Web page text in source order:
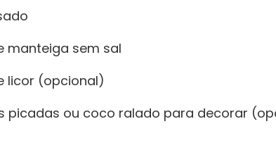
manteiga sem sal
licor (opcional)
picadas ou coco ralado para decorar